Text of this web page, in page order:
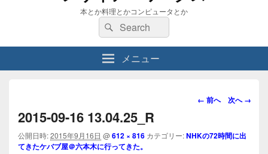
本とか料理とかコンピュータとか
検
索:
検
索
メニュー
画
ビ
← 前へ 次へ →
2015-09-16 13.04.25_R
公開日時:2015年9月16日 @612 × 816 カテゴリー:NHKの72時間に出
てきたケバブ屋＠六本木に行ってきた。